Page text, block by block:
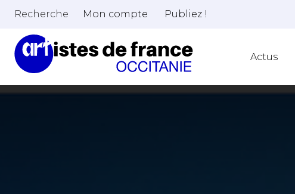
Recherche Mon compte Publiez !
Actus